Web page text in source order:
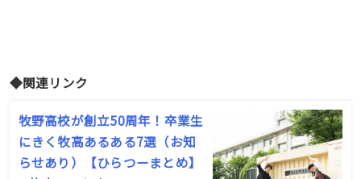
◆関連リンク
牧野高校が創立50周年！卒業生
にきく牧高あるある7選（お知
らせあり）【ひらつーまとめ】